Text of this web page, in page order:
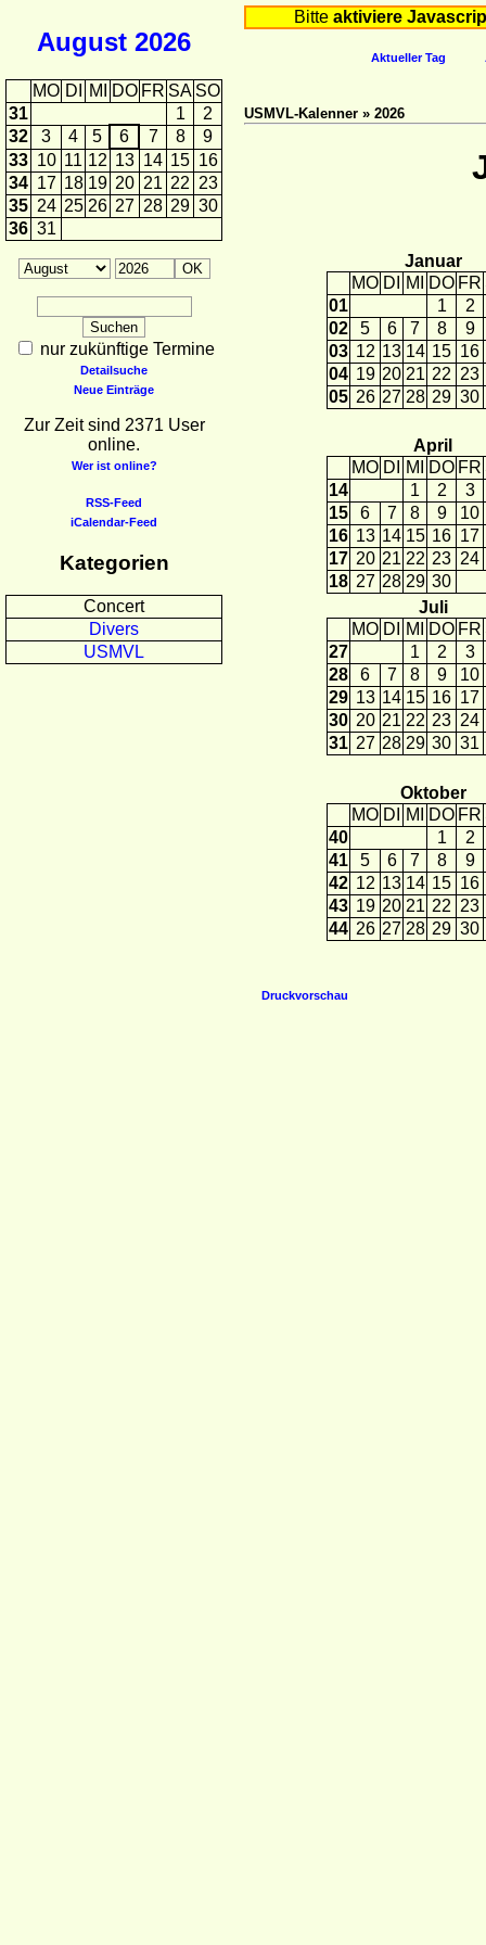
August 2026
MO DI MI DO FR SA SO
31
1
2
32
3 4 5 6 7 8
9
33 10 11 12 13 14 15 16
34 17 18 19 20 21 22 23
35 24 25 26 27 28 29 30
36 31
nur zukünftige Termine
Detailsuche
Neue Einträge
Zur Zeit sind 2371 User
online.
Wer ist online?
RSS-Feed
iCalendar-Feed
Kategorien
Concert
Divers
USMVL
Bitte aktiviere
Aktueller Tag
USMVL-Kalenner » 2026
Januar
MO DI MI DO FR
01
1
2
02
5 6 7 8
9
03 12 13 14 15 16
04 19 20 21 22 23
05 26 27 28 29 30
April
MO DI MI DO FR
14
1 2
3
15
6 7 8 9
10
16 13 14 15 16 17
17 20 21 22 23 24
18 27 28 29 30
Juli
MO DI MI DO FR
27
1 2
3
28
6 7 8 9
10
29 13 14 15 16 17
30 20 21 22 23 24
31 27 28 29 30 31
Oktober
MO DI MI DO FR
40
1
2
41
5 6 7 8
9
42 12 13 14 15 16
43 19 20 21 22 23
44 26 27 28 29 30
Druckvorschau